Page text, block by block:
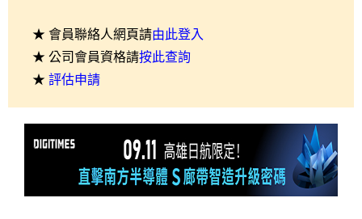
★ 會員聯絡人網頁請由此登入
★ 公司會員資格請按此查詢
★ 評估申請